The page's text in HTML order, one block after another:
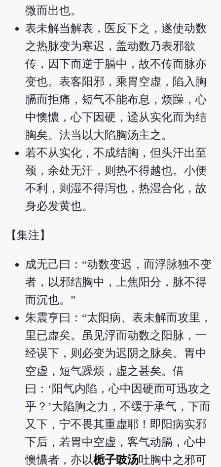
微而出也。
表未解当解表，医反下之，遂使动数
之热脉变为寒迟，盖动数乃表邪欲
传，因下而逆于膈中，故不传而脉亦
变也。表客阳邪，乘胃空虚，陷入胸
膈而拒痛，短气不能布息，烦躁，心
中懊憹，心下因硬，迳从实化而为结
胸矣。法当以大陷胸汤主之。
若不从实化，不成结胸，但头汗出至
颈，余处无汗，则热不得越也。小便
不利，则湿不得泻也，热湿合化，故
身必发黄也。
【集注】
成无己曰：“动数变迟，而浮脉独不变
者，以邪结胸中，上焦阳分，脉不得
而沉也。”
朱震亨曰：“太阳病、表未解而攻里，
里已虚矣。虽见浮而动数之阳脉，一
经误下，则必变为迟阴之脉矣。胃中
空虚，短气躁烦，虚之甚矣。借
曰：‘阳气内陷，心中因硬而可迅攻之
乎？’大陷胸之力，不缓于承气，下而
又下，宁不畏其重虚耶！即阳病实邪
下后，若胃中空虚，客气动膈，心中
懊憹者，亦以栀子豉汤吐胸中之邪可